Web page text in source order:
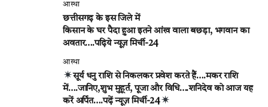
आस्था
छत्तीसगढ़ के इस जिले में
किसान के घर पैदा हुआ इतने आंख वाला बछड़ा, भगवान का
अवतार….पढ़िये न्यूज़ मिर्ची-24
आस्था
सूर्य धनु राशि से निकलकर प्रवेश करते हैं….मकर राशि
में….जानिए,शुभ मुहूर्त, पूजा और विधि….शनिदेव को आज यह
करें अर्पित….पढ़ें न्यूज़ मिर्ची-24